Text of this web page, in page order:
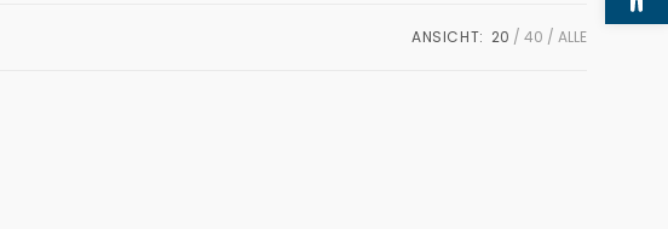
ANSICHT: 20 40 ALLE